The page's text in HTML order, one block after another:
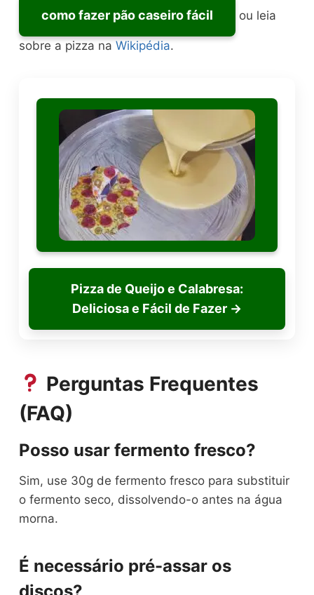
como fazer pão caseiro fácil ou leia
sobre a pizza naWikipédia.
Pizza de Queijo e Calabresa:
Deliciosa e Fácil de Fazer →
Perguntas Frequentes
(FAQ)
Posso usar fermento fresco?
Sim, use 30g de fermento fresco para substituir
o fermento seco, dissolvendo-o antes na água
morna.
É necessário pré-assar os
discos?